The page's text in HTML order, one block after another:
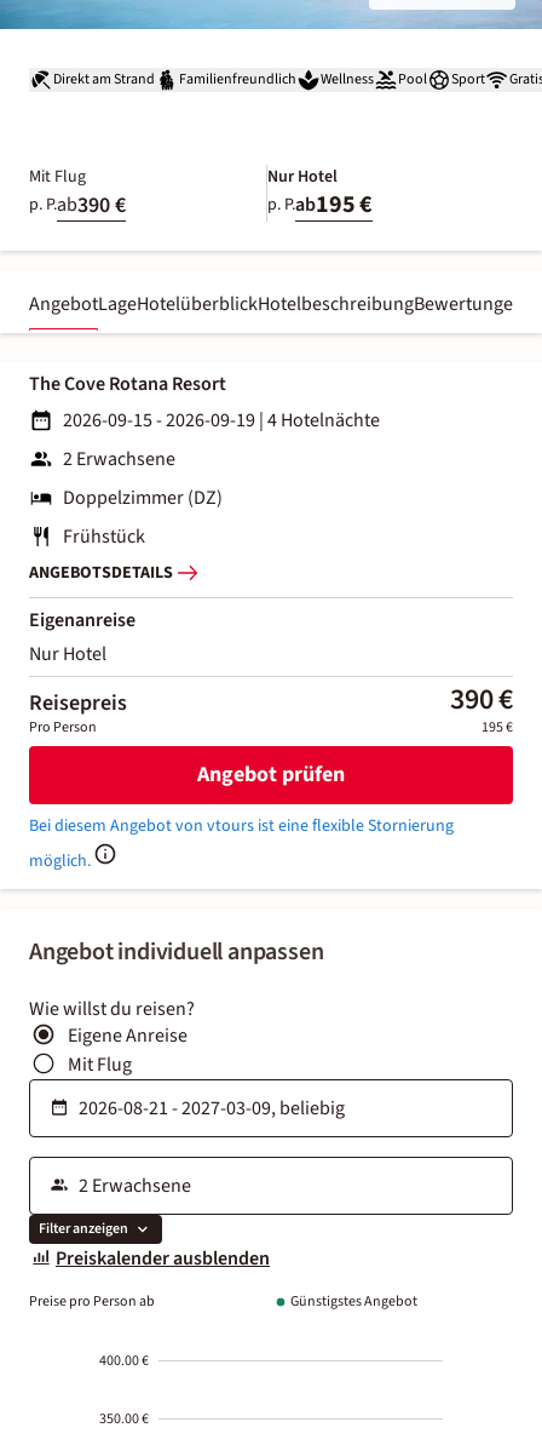
Direkt am Strand Familienfreundlich Wellness Pool Sport
Mit Flug
p. P.ab390 €
Nur Hotel
p. P.ab195 €
AngebotLageHotelüberblickHotelbeschreibungBewertungen
Angebot individuell anpassen
Wie willst du reisen?
Eigene Anreise
Mit Flug
Filter anzeigen
Preiskalender ausblenden
Preise pro Person ab Günstigstes Angebot
400.00 €
350.00 €
The Cove Rotana Resort
2026-09-15 - 2026-09-19|4 Hotelnächte
2 Erwachsene
Doppelzimmer (DZ)
Frühstück
ANGEBOTSDETAILS
Eigenanreise
Nur Hotel
Reisepreis 390 €
Pro Person 195 €
Angebot prüfen
Bei diesem Angebot von vtours ist eine flexible Stornierung
möglich.